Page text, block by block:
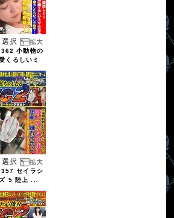
択
小動物の
くるしいミ
択
セイラシ
5 陸上 ...